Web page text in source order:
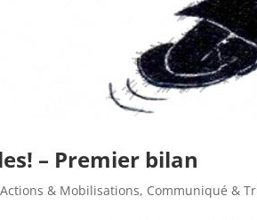
– Premier bilan
Actions & Mobilisations, Communiqué &